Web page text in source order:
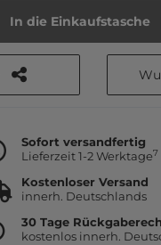
In die Einkaufstasche
Sofort versandfertig
Lieferzeit 1-2 Werktage7
Kostenloser Versand
innerh. Deutschlands
30 Tage
kostenlos innerh.